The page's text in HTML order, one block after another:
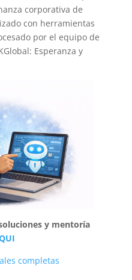
corporativa de
con herramientas
por el equipo de
Esperanza y
y mentoría
completas